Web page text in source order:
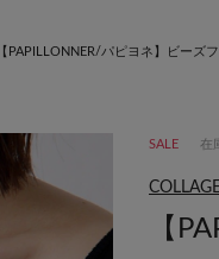
【PAPILLONNER/パピヨネ】ビーズ
SALE 在
【